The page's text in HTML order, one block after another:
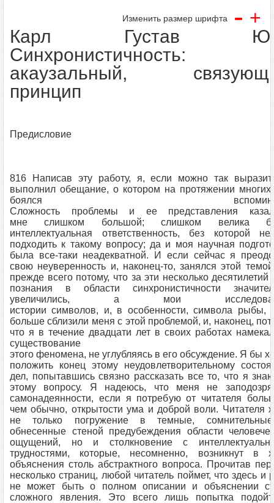
Изменить размер шрифта - +
Карл Густав
Синхронистичность:
акаузальный,
принцип
Предисловие
816 Написав эту работу, я, если можно так
выполнил обещание, о котором на протяжении многих
боялся
Сложность проблемы и ее представления
мне слишком большой; слишком велика
интеллектуальная ответственность, без которой
подходить к такому вопросу; да и моя научная
была все-таки неадекватной. И если сейчас я
свою неуверенность и, наконец-то, занялся этой
прежде всего потому, что за эти несколько десятилетий
познания в области синхронистичности
увеличились, а мои
истории символов, и, в особенности, символа рыбы,
больше сблизили меня с этой проблемой, и, наконец,
что я в течение двадцати лет в своих работах
существование
этого феномена, не углубляясь в его обсуждение. Я бы
положить конец этому неудовлетворительному
дел, попы­тавшись связно рассказать все то, что я
этому вопросу. Я надеюсь, что меня не
самонадеянности, если я потребую от читателя
чем обычно, открытости ума и доброй воли. Читателя
не только погружение в темные,
обнесенные стеной предубеждения области
ощущений, но и столкновение с
трудностями, которые, несо­мненно, возникнут в
объяснения столь абстрактного вопроса. Прочитав
несколько страниц, любой читатель поймет, что здесь и
не может быть о полном описании и объяснении
сложного явления. Это всего лишь попытка